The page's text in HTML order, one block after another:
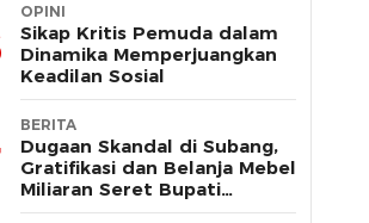
OPINI
Sikap Kritis Pemuda dalam
Dinamika Memperjuangkan
Keadilan Sosial
BERITA
Dugaan Skandal di Subang,
Gratifikasi dan Belanja Mebel
Miliaran Seret Bupati
Reynaldi